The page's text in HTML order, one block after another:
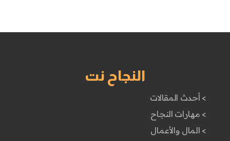
النجاح نت
> أحدث المقالات
> مهارات النجاح
> المال والأعمال